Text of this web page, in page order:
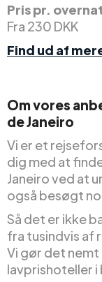
Pris pr.
Fra 230 DKK
Find ud af
Om vores
de Janeiro
Vi er et
dig med at
Janeiro ved at
også besøgt
Så det er ikke
fra tusindvis af
Vi gør det
lavprishoteller i